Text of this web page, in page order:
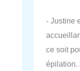
- Justine
ce soit
épilation.